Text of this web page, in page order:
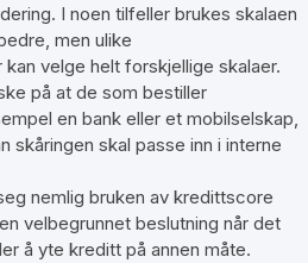
I noen tilfeller brukes skalaen
men ulike
velge helt forskjellige skalaer.
på at de som bestiller
en bank eller et mobilselskap,
skåringen skal passe inn i interne
nemlig bruken av kredittscore
velbegrunnet beslutning når det
å yte kreditt på annen måte.